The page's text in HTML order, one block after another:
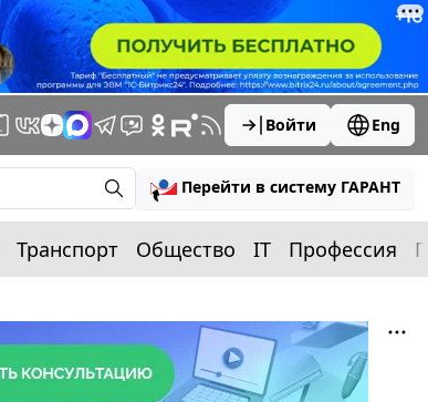
Войти Eng
Перейти в систему ГАРАНТ
Транспорт Общество IT Профессия